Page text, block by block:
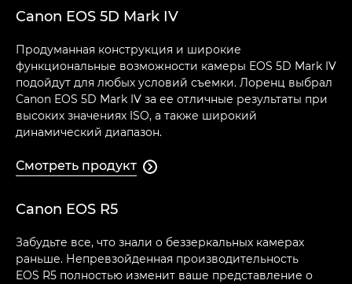
Canon EOS 5D Mark IV
Продуманная конструкция и широкие
функциональные возможности камеры EOS 5D Mark IV
подойдут для любых условий съемки. Лоренц выбрал
Canon EOS 5D Mark IV за ее отличные результаты при
высоких значениях ISO, а также широкий
динамический диапазон.
Смотреть продукт 
Canon EOS R5
Забудьте все, что знали о беззеркальных камерах
раньше. Непревзойденная производительность
EOS R5 полностью изменит ваше представление о